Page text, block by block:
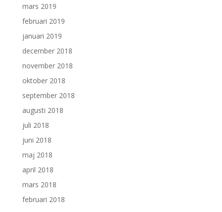
mars 2019
februari 2019
januari 2019
december 2018
november 2018
oktober 2018
september 2018
augusti 2018
juli 2018
juni 2018
maj 2018
april 2018
mars 2018
februari 2018